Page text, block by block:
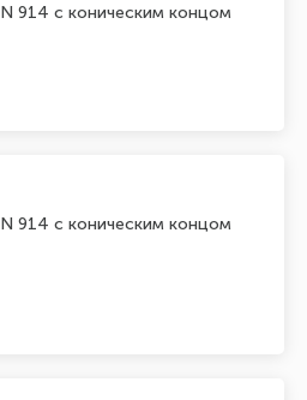
914 с коническим концом
914 с коническим концом